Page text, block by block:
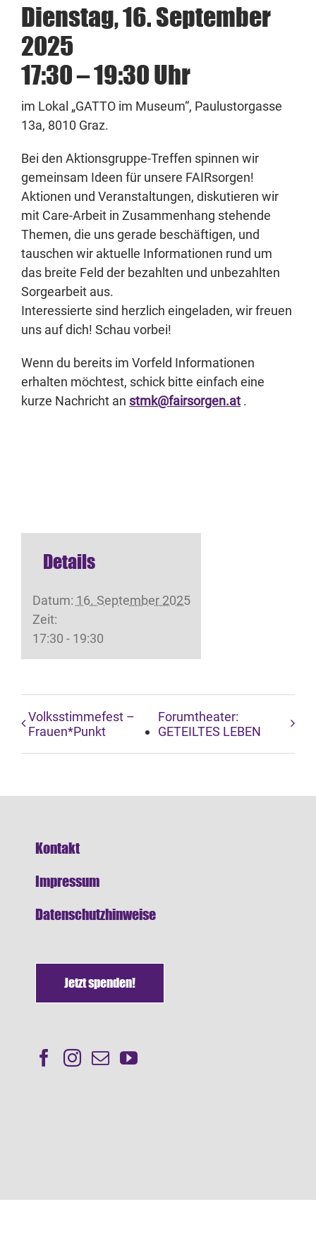
Dienstag, 16. September
2025
17:30 – 19:30 Uhr
im Lokal „GATTO im Museum“, Paulustorgasse
13a, 8010 Graz.
Bei den Aktionsgruppe-Treffen spinnen wir
gemeinsam Ideen für unsere FAIRsorgen!
Aktionen und Veranstaltungen, diskutieren wir
mit Care-Arbeit in Zusammenhang stehende
Themen, die uns gerade beschäftigen, und
tauschen wir aktuelle Informationen rund um
das breite Feld der bezahlten und unbezahlten
Sorgearbeit aus.
Interessierte sind herzlich eingeladen, wir freuen
uns auf dich! Schau vorbei!
Wenn du bereits im Vorfeld Informationen
erhalten möchtest, schick bitte einfach eine
kurze Nachricht an stmk@fairsorgen.at .
Details
Datum: 16. September 2025
Zeit:
17:30 - 19:30
Volksstimmefest –
Frauen*Punkt
Forumtheater:
GETEILTES LEBEN
Kontakt
Impressum
Datenschutzhinweise
Jetzt spenden!